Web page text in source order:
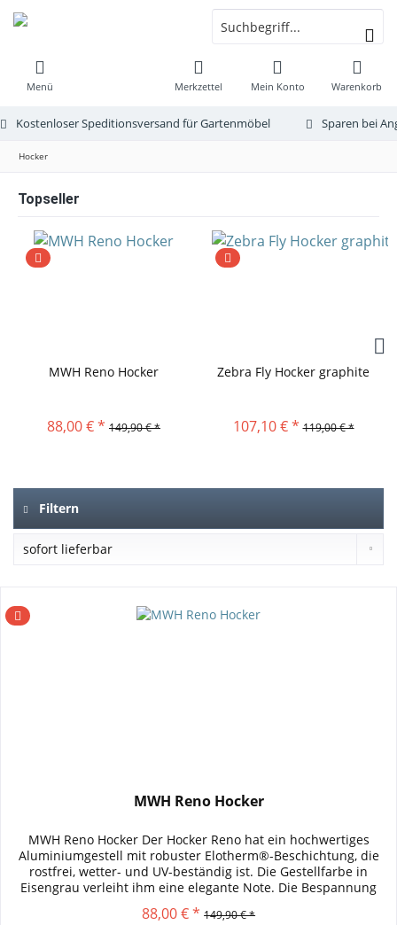
Menü Warenkorb
Merkzettel Mein Konto
Kostenloser Speditionsversand für Gartenmöbel Sparen bei
Hocker
Topseller
MWH Reno Hocker
88,00 € * 149,90 € *
Zebra Fly Hocker graphite
107,10 € * 119,00 € *
Filtern
MWH Reno Hocker
MWH Reno Hocker Der Hocker Reno hat ein hochwertiges
Aluminiumgestell mit robuster Elotherm®-Beschichtung, die
rostfrei, wetter- und UV-beständig ist. Die Gestellfarbe in
Eisengrau verleiht ihm eine elegante Note. Die Bespannung
besteht...
88,00 € * 149,90 € *